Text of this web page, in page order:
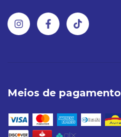
Meios de pagamento